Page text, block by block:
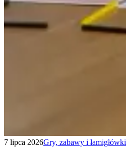
7 lipca 2026Gry, zabawy i łamigłówki